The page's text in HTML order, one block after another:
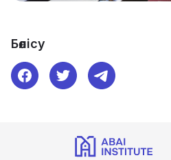
Бөлісу